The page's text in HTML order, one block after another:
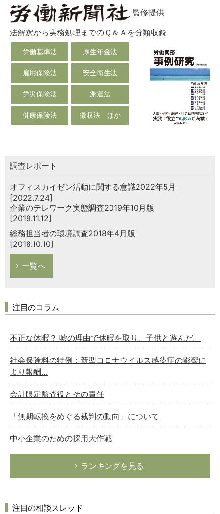
監修提供
法解釈から実務処理までのＱ＆Ａを分類収録
労働基準法 厚生年金法
雇用保険法 安全衛生法
労災保険法 派遣法
健康保険法 徴収法 ほか
調査レポート
オフィスカイゼン活動に関する意識2022年5月
[2022.7.24]
企業のテレワーク実態調査2019年10月版
[2019.11.12]
総務担当者の環境調査2018年4月版
[2018.10.10]
一覧へ
注目のコラム
不正な休暇？ 嘘の理由で休暇を取り、子供と遊んだ。
社会保険料の特例：新型コロナウイルス感染症の影響に
より報酬…
会計限定監査役とその責任
「無期転換をめぐる裁判の動向」について
中小企業のための採用大作戦
ランキングを見る
注目の相談スレッド